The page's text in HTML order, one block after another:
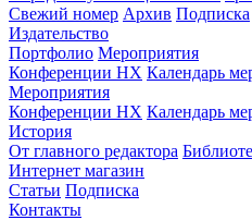
Свежий номер Архив Подписка
Издательство
Портфолио Мероприятия
Конференции НХ Календарь
Мероприятия
Конференции НХ Календарь
История
От главного редактора
Интернет магазин
Статьи Подписка
Контакты